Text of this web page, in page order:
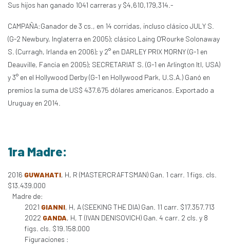
Sus hijos han ganado 1041 carreras y $4,610,179,314.-
CAMPAÑA:Ganador de 3 cs., en 14 corridas, incluso clásico JULY S.
(G-2 Newbury, Inglaterra en 2005); clásico Laing O'Rourke Solonaway
S. (Curragh, Irlanda en 2006); y 2° en DARLEY PRIX MORNY (G-1 en
Deauville, Fancia en 2005); SECRETARIAT S. (G-1 en Arlington Itl, USA)
y 3° en el Hollywood Derby (G-1 en Hollywood Park, U.S.A.) Ganó en
premios la suma de US$ 437.675 dólares americanos. Exportado a
Uruguay en 2014.
1ra Madre:
2016 GUWAHATI, H, R (MASTERCRAFTSMAN) Gan. 1 carr. 1 figs. cls.
$13.439.000
Madre de:
2021 GIANNI, H, A (SEEKING THE DIA) Gan. 11 carr. $17.357.713
2022 GANDA, H, T (IVAN DENISOVICH) Gan. 4 carr. 2 cls. y 8
figs. cls. $19.158.000
Figuraciones :